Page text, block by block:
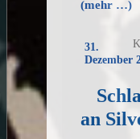
(mehr …)
31.
Dezember
an